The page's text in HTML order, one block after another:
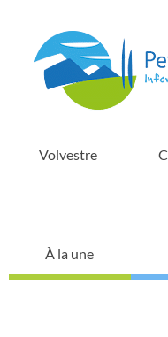
Volvestre
À la une